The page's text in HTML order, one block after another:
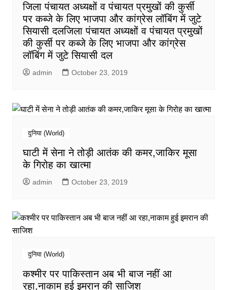
जिला पंचायत अध्यक्षों व पंचायत प्रमुखों की कुर्सी
पर कब्जे के लिए भाजपा और कांग्रेस लॉबिंग में जुटे
सियासी दलजिला पंचायत अध्यक्षों व पंचायत प्रमुखों
की कुर्सी पर कब्जे के लिए भाजपा और कांग्रेस
लॉबिंग में जुटे सियासी दल
admin October 23, 2019
दुनिया (World)
घाटी में सेना ने तोड़ी आतंक की कमर,जाकिर मूसा
के गिरोह का खात्‍मा
admin October 23, 2019
दुनिया (World)
कश्‍मीर पर पाकिस्‍तान अब भी बाज नहीं आ
रहा,नाकाम हुई इमरान की साजिश